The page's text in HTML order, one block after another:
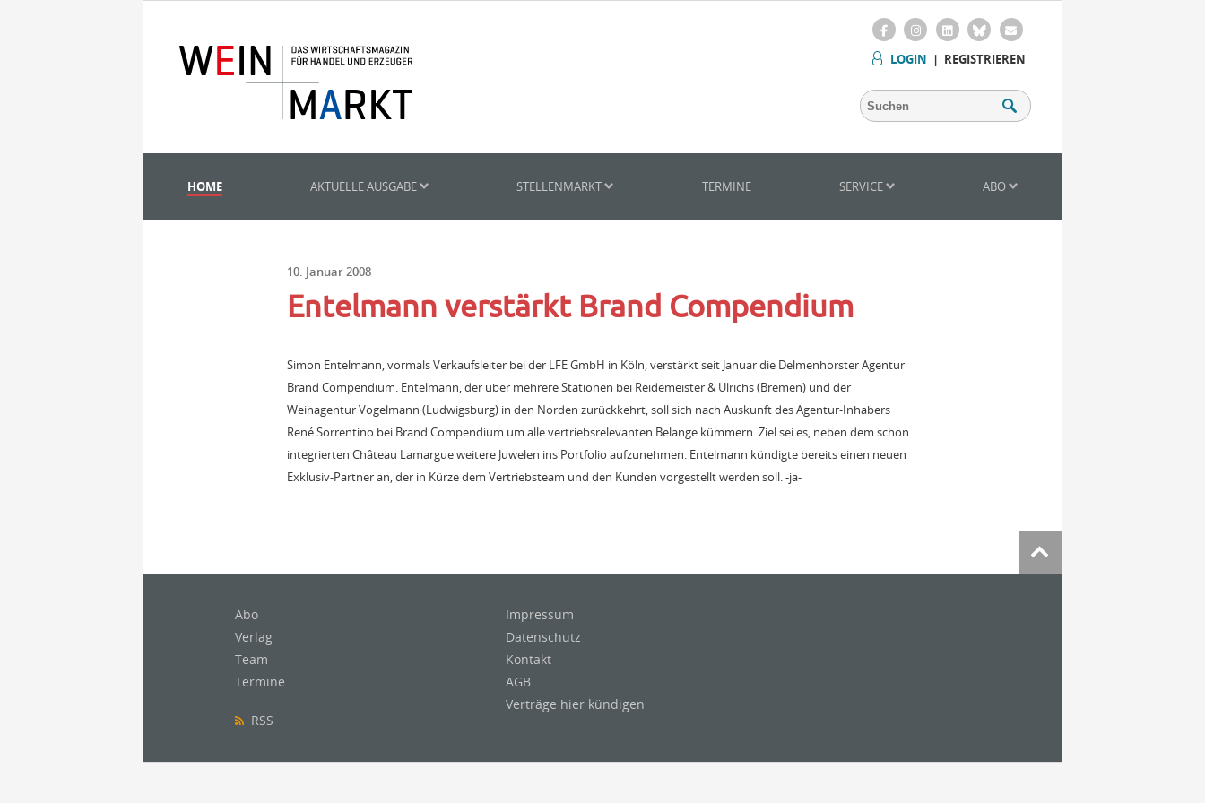
LOGIN | REGISTRIEREN
HOME AKTUELLE AUSGABE STELLENMARKT TERMINE SERVICE ABO
10. Januar 2008
Entelmann verstärkt Brand Compendium
Simon Entelmann, vormals Verkaufsleiter bei der LFE GmbH in Köln, verstärkt seit Januar die Delmenhorster Agentur
Brand Compendium. Entelmann, der über mehrere Stationen bei Reidemeister & Ulrichs (Bremen) und der
Weinagentur Vogelmann (Ludwigsburg) in den Norden zurückkehrt, soll sich nach Auskunft des Agentur-Inhabers
René Sorrentino bei Brand Compendium um alle vertriebsrelevanten Belange kümmern. Ziel sei es, neben dem schon
integrierten Château Lamargue weitere Juwelen ins Portfolio aufzunehmen. Entelmann kündigte bereits einen neuen
Exklusiv-Partner an, der in Kürze dem Vertriebsteam und den Kunden vorgestellt werden soll. -ja-
Abo
Verlag
Team
Termine
RSS
Impressum
Datenschutz
Kontakt
AGB
Verträge hier kündigen